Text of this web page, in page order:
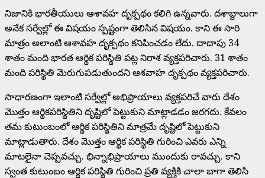
నిజానికి భారతీయులు ఆశావహ దృక్పథం కలిగి ఉన్నవారు. దశాబ్దాలుగా
అనేక సర్వేల్లో ఈ విషయం స్పష్టంగా తెలిసిన విషయం. కాని ఈ సారి
మాత్రం అలాంటి ఆశావహ దృక్పథం కనిపించడం లేదు. దాదాపు 34
శాతం మంది భారత ఆర్థిక పరిస్థితి పట్ల నిరాశ వ్యక్తపరిచారు. 31 శాతం
మంది పరిస్థితి మెరుగుపడుతుందని ఆశవాహ దృక్పథం వ్యక్తపరిచారు.
సాధారణంగా ఇలాంటి సర్వేల్లో అభిప్రాయాలు వ్యక్తపరిచే వారు దేశం
మొత్తం ఆర్థికపరిస్థితిని దృష్టిలో పెట్టుకుని మాట్లాడడం జరగదు. కేవలం
తమ కుటుంబంలో ఆర్థిక పరిస్థితిని మాత్రమే దృష్టిలో పెట్టుకుని
మాట్లాడుతారు. దేశం మొత్తం ఆర్థిక పరిస్థితి గురించి ఎవరు ఎన్ని
మాటలైనా చెప్పవచ్చు. భిన్నాభిప్రాయాలు ముందుకు రావచ్చు. కాని
స్వంత కుటుంబం ఆర్థిక పరిస్థితి గురించి ప్రతి వ్యక్తికి చాలా బాగా తెలిసి